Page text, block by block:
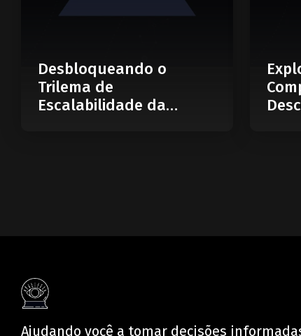
Desbloqueando o
Trilema de
Escalabilidade da
Ajudando você a tomar decisões